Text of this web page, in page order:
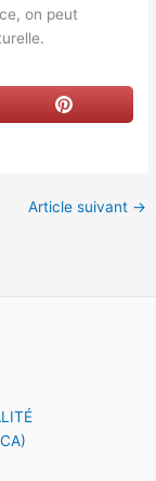
on peut
Article suivant →